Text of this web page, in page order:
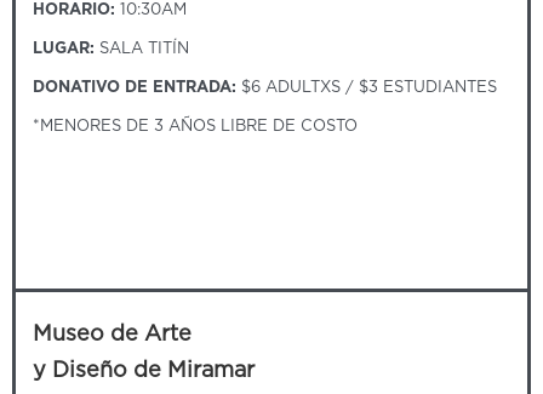
HORARIO: 10:30AM
LUGAR: SALA TITÍN
DONATIVO DE ENTRADA: $6 ADULTXS / $3 ESTUDIANTES
*MENORES DE 3 AÑOS LIBRE DE COSTO
Museo de Arte
y Diseño de Miramar